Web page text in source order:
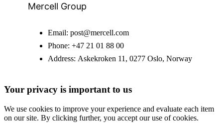
Mercell Group
Email: post@mercell.com
Phone: +47 21 01 88 00
Address: Askekroken 11, 0277 Oslo, Norway
Your privacy is important to us
We use cookies to improve your experience and evaluate each item
on our site. By clicking further, you accept our use of cookies.